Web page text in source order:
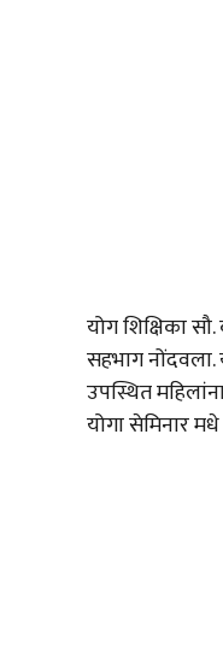
योग शिक्षिका
सहभाग नोंदवला.
उपस्थित
योगा सेमिनार